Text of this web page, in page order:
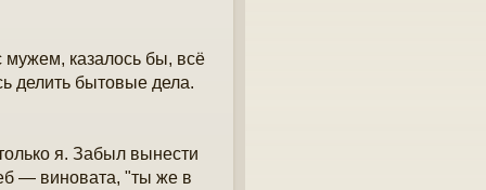
мужем, казалось бы, всё
делить бытовые дела.
я. Забыл вынести
— виновата, "ты же в